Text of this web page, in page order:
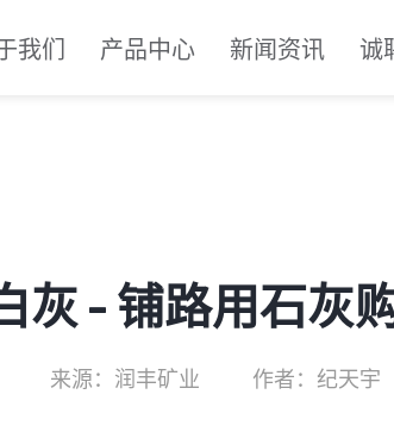
我们 产品中心 新闻资讯 诚
灰 - 铺路用石灰
来源：润丰矿业 作者：纪天宇